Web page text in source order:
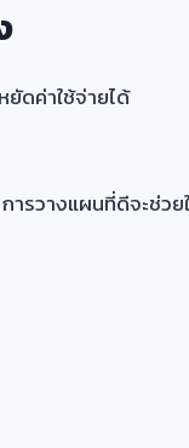
ดค่าใช้จ่ายได้
วางแผนที่ดีจะช่ว